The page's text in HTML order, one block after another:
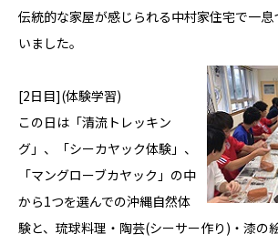
伝統的な家屋が感じられる中村家住宅で一
いました。
[2日目](体験学習)
この日は「清流トレッキン
グ」、「シーカヤック体験」、
「マングローブカヤック」の中
から1つを選んでの沖縄自然体
験と、琉球料理・陶芸(シーサー作り)・漆の